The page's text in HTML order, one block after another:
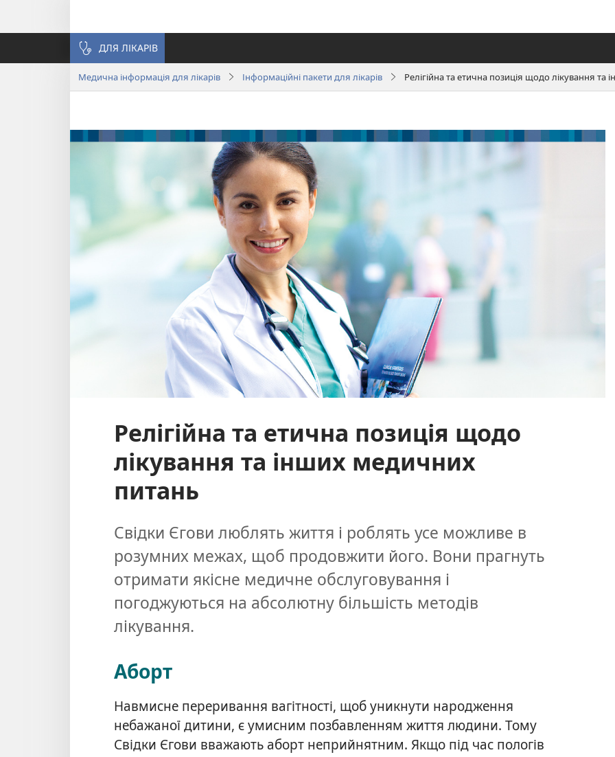
ДЛЯ ЛІКАРІВ
Медична інформація для лікарів Інформаційні пакети для лікарів Релігійна та етична позиція щодо лікування
Релігійна та етична позиція щодо
лікування та інших медичних
питань
Свідки Єгови люблять життя і роблять усе можливе в
розумних межах, щоб продовжити його. Вони прагнуть
отримати якісне медичне обслуговування і
погоджуються на абсолютну більшість методів
лікування.
Аборт
Навмисне переривання вагітності, щоб уникнути народження
небажаної дитини, є умисним позбавленням життя людини. Тому
Свідки Єгови вважають аборт неприйнятним. Якщо під час пологів